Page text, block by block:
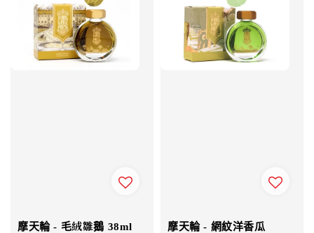
摩天輪 - 毛絨雛鵝 38ml
摩天輪 - 網紋洋香瓜